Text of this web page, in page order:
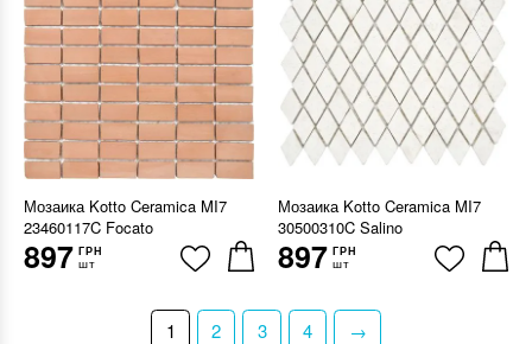
Мозаика Kotto Ceramica MI7
23460117C Focato
897 ГРН
шт
Мозаика Kotto Ceramica MI7
30500310C Salino
897 ГРН
шт
1 2 3 4 →